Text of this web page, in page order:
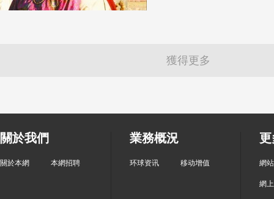
獲得更多
關於我們
關於本網 本網招聘
業務概況
环球资讯 移动增值 網
網